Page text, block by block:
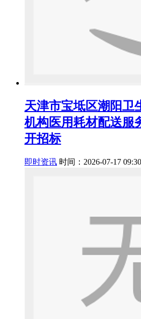
天津市宝坻区潮阳卫
机构医用耗材配送服
开招标
即时资讯 时间：2026-07-17